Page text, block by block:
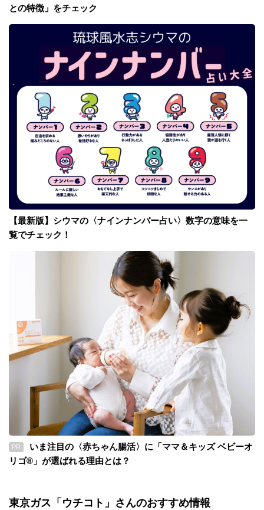
との特徴」をチェック
【最新版】シウマの〈ナインナンバー占い〉数字の意味を一
覧でチェック！
PR
いま注目の〈赤ちゃん腸活〉に「ママ＆キッズ ベビーオ
リゴ®」が選ばれる理由とは？
東京ガス「ウチコト」さんのおすすめ情報